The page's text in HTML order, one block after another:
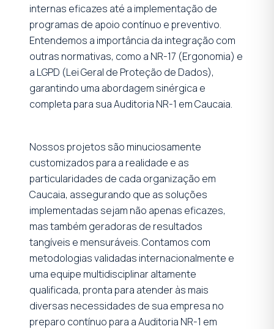
internas eficazes até a implementação de
programas de apoio contínuo e preventivo.
Entendemos a importância da integração com
outras normativas, como a NR-17 (Ergonomia) e
a LGPD (Lei Geral de Proteção de Dados),
garantindo uma abordagem sinérgica e
completa para sua Auditoria NR-1 em Caucaia.
Nossos projetos são minuciosamente
customizados para a realidade e as
particularidades de cada organização em
Caucaia, assegurando que as soluções
implementadas sejam não apenas eficazes,
mas também geradoras de resultados
tangíveis e mensuráveis. Contamos com
metodologias validadas internacionalmente e
uma equipe multidisciplinar altamente
qualificada, pronta para atender às mais
diversas necessidades de sua empresa no
preparo contínuo para a Auditoria NR-1 em